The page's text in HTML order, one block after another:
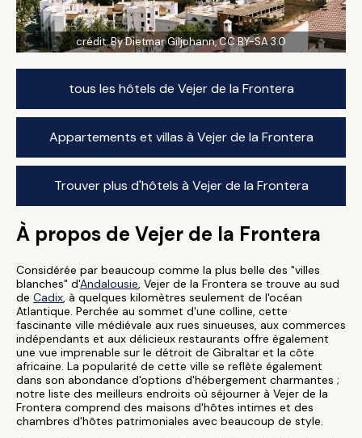
crédit:By Dietmar Giljohann, CC BY-SA 3.0
tous les hôtels de Vejer de la Frontera
Appartements et villas à Vejer de la Frontera
Trouver plus d'hôtels à Vejer de la Frontera
À propos de Vejer de la Frontera
Considérée par beaucoup comme la plus belle des "villes
blanches" d'Andalousie, Vejer de la Frontera se trouve au sud
de Cadix, à quelques kilomètres seulement de l'océan
Atlantique. Perchée au sommet d'une colline, cette
fascinante ville médiévale aux rues sinueuses, aux commerces
indépendants et aux délicieux restaurants offre également
une vue imprenable sur le détroit de Gibraltar et la côte
africaine. La popularité de cette ville se reflète également
dans son abondance d'options d'hébergement charmantes ;
notre liste des meilleurs endroits où séjourner à Vejer de la
Frontera comprend des maisons d'hôtes intimes et des
chambres d'hôtes patrimoniales avec beaucoup de style.